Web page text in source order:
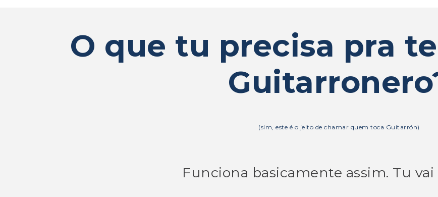
O que tu precisa pra
(sim, este é o jeito de chamar quem toca Guitarrón)
Funciona basicamente assim. Tu vai